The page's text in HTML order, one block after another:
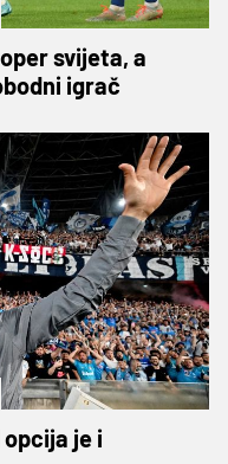
svijeta, a
igrač
opcija je i